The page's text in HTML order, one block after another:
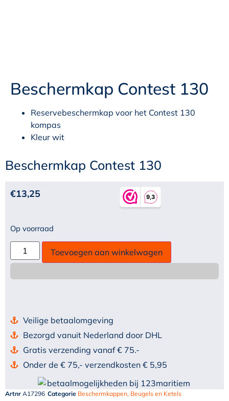
Beschermkap Contest 130
Reservebeschermkap voor het Contest 130
kompas
Kleur wit
Beschermkap Contest 130
€13,25
Op voorraad
Toevoegen aan winkelwagen
Veilige betaalomgeving
Bezorgd vanuit Nederland door DHL
Gratis verzending vanaf € 75.-
Onder de € 75,- verzendkosten € 5,95
Artnr A17296 Categorie Beschermkappen, Beugels en Ketels